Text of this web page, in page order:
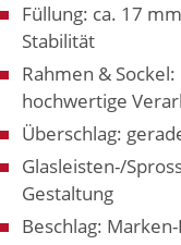
Füllung: ca. 17
Stabilität
Rahmen &
hochwertige
Überschlag:
Glasleisten-/
Gestaltung
Beschlag: